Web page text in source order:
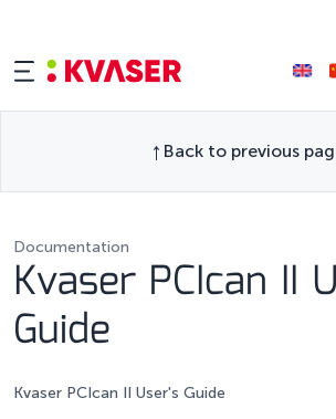
Back to previous
Documentation
Kvaser PCIcan II
Guide
Kvaser PCIcan II User's Guide